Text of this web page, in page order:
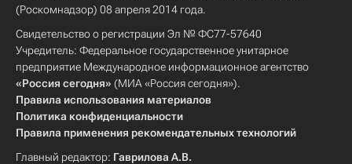
(Роскомнадзор) 08 апреля 2014 года.
Свидетельство о регистрации Эл № ФС77-57640
Учредитель: Федеральное государственное унитарное
предприятие Международное информационное агентство
«Россия сегодня» (МИА «Россия сегодня»).
Правила использования материалов
Политика конфиденциальности
Правила применения рекомендательных технологий
Главный редактор: Гаврилова А.В.